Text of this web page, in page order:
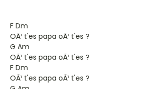
F Dm
OÃ¹ t'es papa oÃ¹ t'es ?
G Am
OÃ¹ t'es papa oÃ¹ t'es ?
F Dm
OÃ¹ t'es papa oÃ¹ t'es ?